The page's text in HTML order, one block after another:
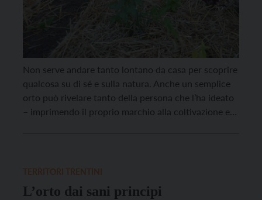
Non serve andare tanto lontano da casa per scoprire
qualcosa su di sé e sulla natura. Anche un semplice
orto può rivelare tanto della persona che l’ha ideato
– imprimendo il proprio marchio alla coltivazione e
L’orto dai sani principi